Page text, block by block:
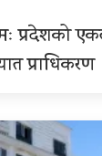
प्रदेशको
प्राधिकरण